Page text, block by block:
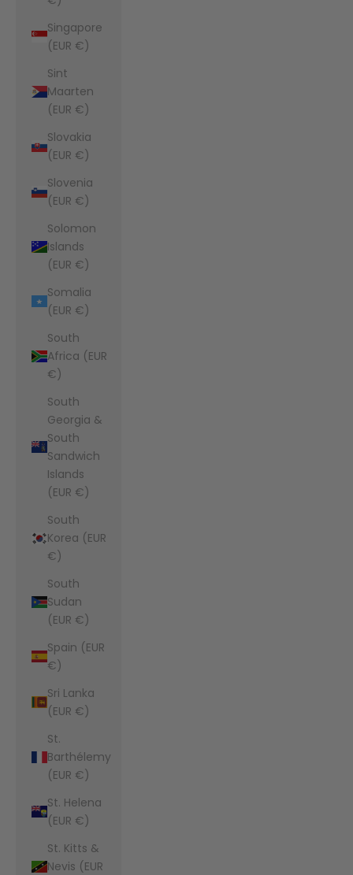
Singapore
(EUR €)
Sint
Maarten
(EUR €)
Slovakia
(EUR €)
Slovenia
(EUR €)
Solomon
Islands
(EUR €)
Somalia
(EUR €)
South
Africa (EUR
€)
South
Georgia &
South
Sandwich
Islands
(EUR €)
South
Korea (EUR
€)
South
Sudan
(EUR €)
Spain (EUR
€)
Sri Lanka
(EUR €)
St.
Barthélemy
(EUR €)
St. Helena
(EUR €)
St. Kitts &
Nevis (EUR